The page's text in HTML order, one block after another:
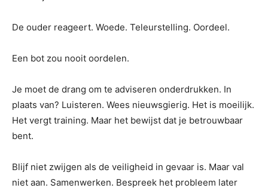
De ouder reageert. Woede. Teleurstelling. Oordeel.
Een bot zou nooit oordelen.
Je moet de drang om te adviseren onderdrukken. In
plaats van? Luisteren. Wees nieuwsgierig. Het is moeilijk.
Het vergt training. Maar het bewijst dat je betrouwbaar
bent.
Blijf niet zwijgen als de veiligheid in gevaar is. Maar val
niet aan. Samenwerken. Bespreek het probleem later